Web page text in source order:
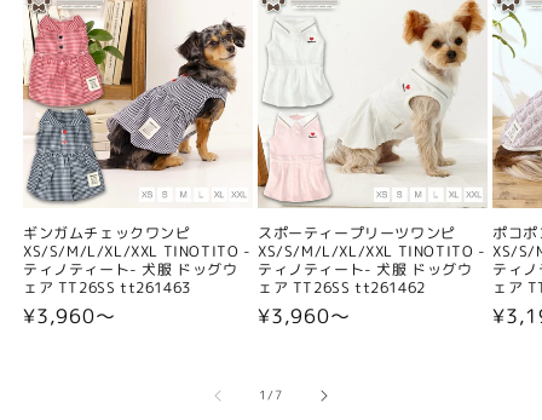
ギンガムチェックワンピ
XS/S/M/L/XL/XXL TINOTITO -
ティノティート- 犬服 ドッグウ
ェア TT26SS tt261463
通
¥3,960〜
スポーティープリーツワンピ
XS/S/M/L/XL/XXL TINOTITO -
ティノティート- 犬服 ドッグウ
ェア TT26SS tt261462
通
格
¥3,960〜
ポコ
XS/S/
ティ
ェア
通
1/の
7